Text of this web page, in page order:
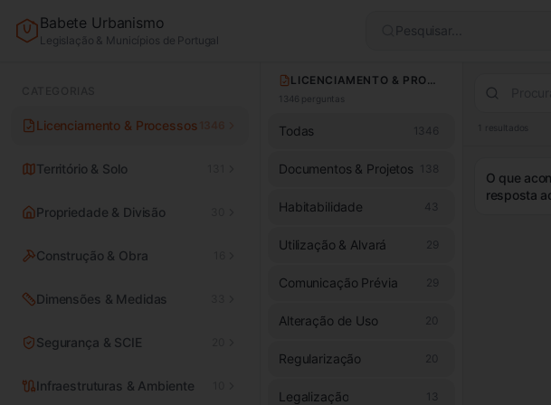
Babete Urbanismo
Legislação & Municípios de Portugal
Pesquisar...
Licenciamento & Processos
Território & Solo
Propriedade & Divisão
Construção & Obra
Dimensões & Medidas
Segurança & SCIE
Infraestruturas & Ambiente
LICENCIAMENTO & PROCESSOS
1346 perguntas
Todas 1346
Documentos & Projetos 138
Habitabilidade 43
Utilização & Alvará 29
Comunicação Prévia 29
Alteração de Uso 20
Regularização 20
Legalização 13
1 resultados
O que
resposta